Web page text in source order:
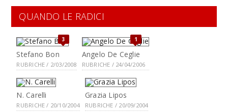
QUANDO LE RADICI
3
Stefano Bon
RUBRICHE / 2/03/2008
1
Angelo De Ceglie
RUBRICHE / 24/04/2006
N. Carelli
RUBRICHE / 20/10/2004
Grazia Lipos
RUBRICHE / 20/09/2004